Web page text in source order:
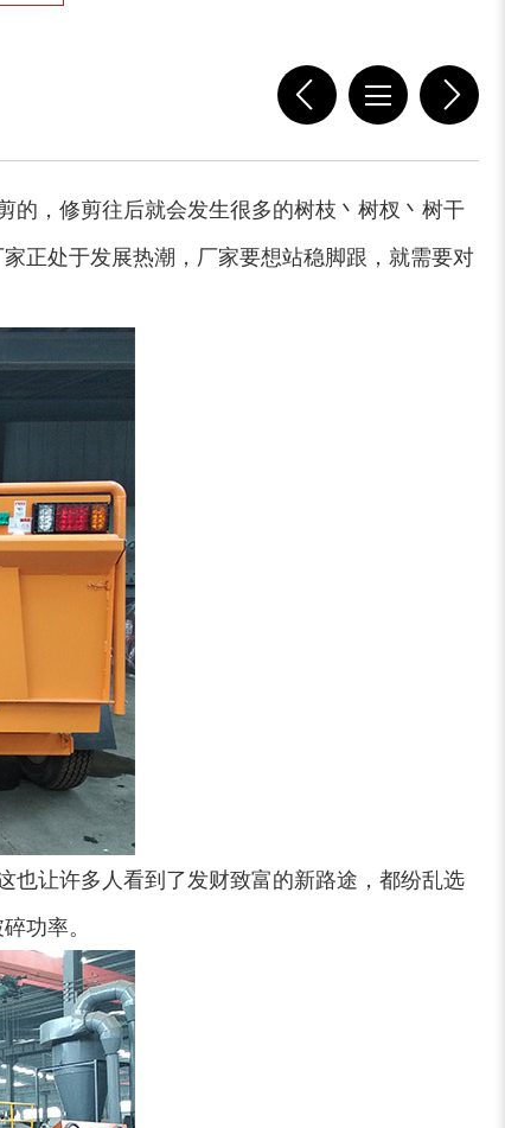
的，修剪往后就会发生很多的树枝丶树杈丶树干
正处于发展热潮，厂家要想站稳脚跟，就需要对
也让许多人看到了发财致富的新路途，都纷乱选
功率。
大型稻草捆撕碎机...
锯末粉碎机
切枝机
木材削片机